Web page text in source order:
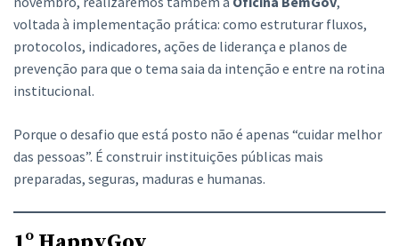
voltada à implementação prática: como estruturar fluxos,
protocolos, indicadores, ações de liderança e planos de
prevenção para que o tema saia da intenção e entre na rotina
institucional.
Porque o desafio que está posto não é apenas “cuidar melhor
das pessoas”. É construir instituições públicas mais
preparadas, seguras, maduras e humanas.